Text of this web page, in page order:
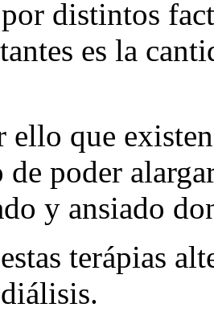
distintos
es la
ello que
de poder
y ansiado
terápias